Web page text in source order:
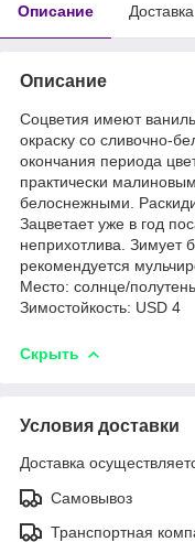
Описание Доставка
Описание
Соцветия имеют
окраску со сливочно-
окончания периода
практически
белоснежными.
Зацветает уже в год
неприхотлива. Зимует
рекомендуется
Место: солнце/полутень.
Зимостойкость: USD 4
Скрыть
Условия доставки
Доставка
Самовывоз
Транспортная